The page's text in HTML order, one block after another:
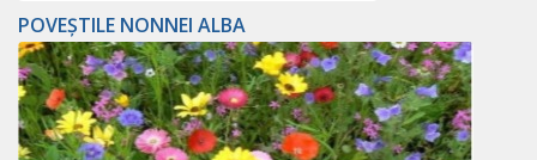
POVEȘTILE NONNEI ALBA